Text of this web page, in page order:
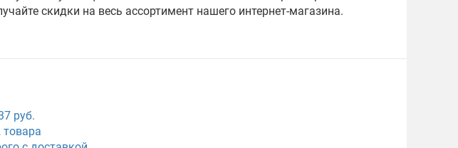
скидки на весь ассортимент нашего интернет-магазина.
руб.
товара